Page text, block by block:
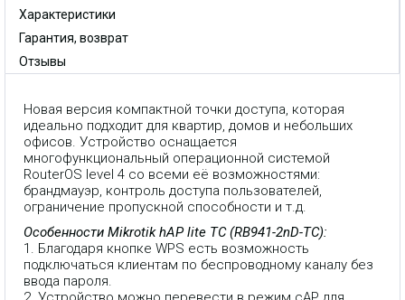
Характеристики
Гарантия, возврат
Отзывы
Новая версия компактной точки доступа, которая
идеально подходит для квартир, домов и небольших
офисов. Устройство оснащается
многофункциональный операционной системой
RouterOS level 4 со всеми её возможностями:
брандмауэр, контроль доступа пользователей,
ограничение пропускной способности и т.д.
Особенности Mikrotik hAP lite TC (RB941-2nD-TC):
1. Благодаря кнопке WPS есть возможность
подключаться клиентам по беспроводному каналу без
ввода пароля.